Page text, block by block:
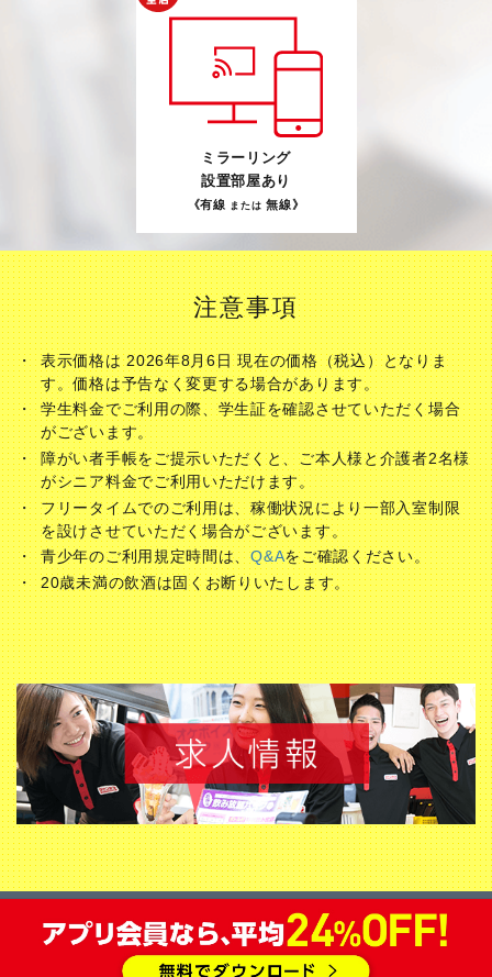
ミラーリング
設置部屋あり
《有線 または 無線》
注意事項
表示価格は 2026年8月6日 現在の価格（税込）となりま
す。価格は予告なく変更する場合があります。
学生料金でご利用の際、学生証を確認させていただく場合
がございます。
障がい者手帳をご提示いただくと、ご本人様と介護者2名様
がシニア料金でご利用いただけます。
フリータイムでのご利用は、稼働状況により一部入室制限
を設けさせていただく場合がございます。
青少年のご利用規定時間は、Q&Aをご確認ください。
20歳未満の飲酒は固くお断りいたします。
会員登録
意見・問合せ